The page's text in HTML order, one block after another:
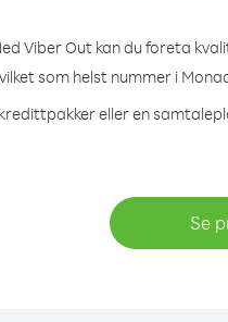
Viber Out kan du foreta
som helst nummer i
eller en
Se